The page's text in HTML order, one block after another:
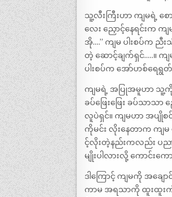
သူ့လီးကြီးဟာ ကျမရဲ့ စေ
လေး ညှောင့်နေရင်းက
အို….” ကျမ ပါးစပ်က
တဲ့ ဆောင့်ချက်ရှင်…..။ က
ပါးစပ်က အော်ဟစ်ရေရွ
ကျမရဲ့ အပြုအမူဟာ သူ့ကို
ခပ်ဖြေးဖြေး ခပ်သာသ
လူပဲရှင်။ ကျမဟာ အပျို
ကိုမင်း လိုးနေတာက ကျ
င့်လိုးတဲ့နည်းကလည်း ပည
မျိုးပါလားလို့ ကောင်းက
ဒါကြောင့် ကျမကို အချ
ကာမ အရသာကို ထူးထူးကဲ